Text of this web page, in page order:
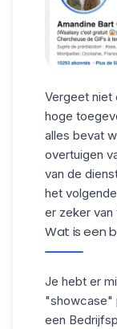
Vergeet niet
hoge
alles bevat
overtuigen
van de
het
er zeker
Wat is een
Je hebt er
"showcase"
een